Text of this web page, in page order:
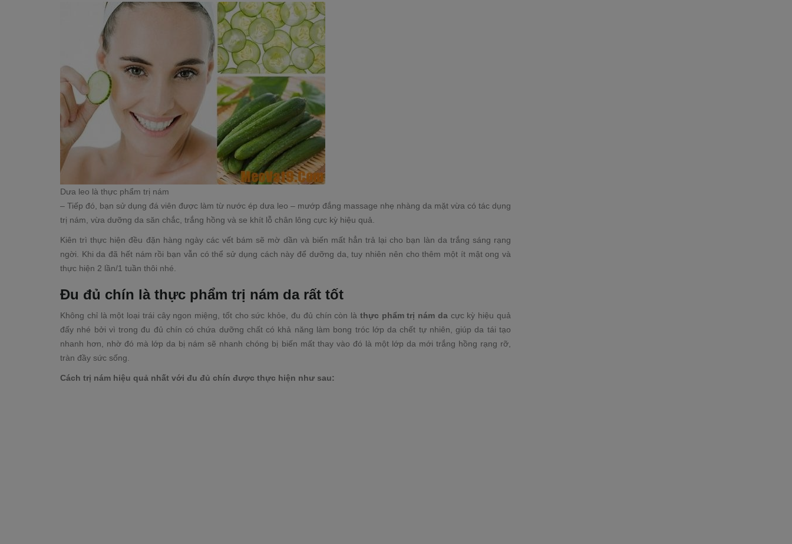
Dưa leo là thực phẩm trị nám
– Tiếp đó, bạn sử dụng đá viên được làm từ nước ép dưa leo – mướp đắng massage nhẹ nhàng da mặt vừa có tác dụng
trị nám, vừa dưỡng da săn chắc, trắng hồng và se khít lỗ chân lông cực kỳ hiệu quả.
Kiên trì thực hiện đều đặn hàng ngày các vết bám sẽ mờ dần và biến mất hẳn trả lại cho bạn làn da trắng sáng rạng
ngời. Khi da đã hết nám rồi bạn vẫn có thể sử dụng cách này để dưỡng da, tuy nhiên nên cho thêm một ít mật ong và
thực hiện 2 lần/1 tuần thôi nhé.
Đu đủ chín là thực phẩm trị nám da rất tốt
Không chỉ là một loại trái cây ngon miệng, tốt cho sức khỏe, đu đủ chín còn là thực phẩm trị nám da cực kỳ hiệu quả
đấy nhé bởi vì trong đu đủ chín có chứa dưỡng chất có khả năng làm bong tróc lớp da chết tự nhiên, giúp da tái tạo
nhanh hơn, nhờ đó mà lớp da bị nám sẽ nhanh chóng bị biến mất thay vào đó là một lớp da mới trắng hồng rạng rỡ,
tràn đầy sức sống.
Cách trị nám hiệu quả nhất với đu đủ chín được thực hiện như sau: